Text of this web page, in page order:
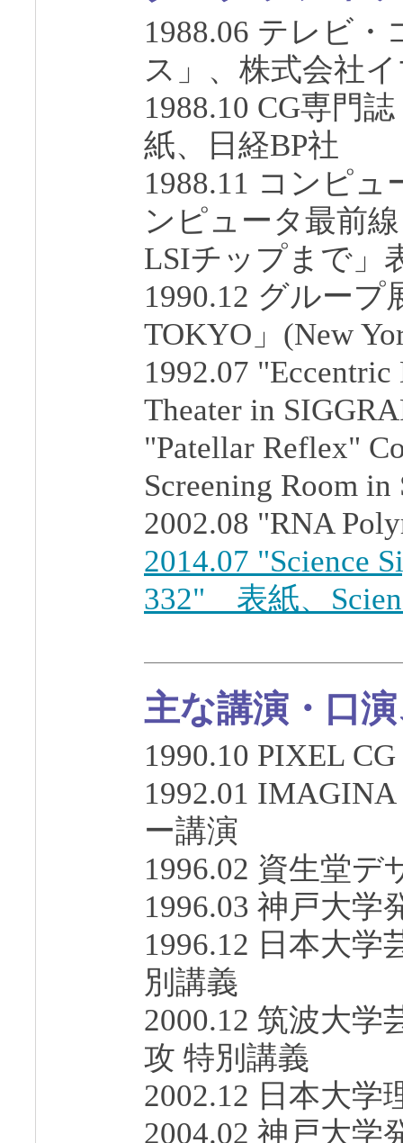
1988.06 テレビ
ス」、株式会社
1988.10 CG専門
紙、日経BP社
1988.11 コンピ
ンピュータ最前
LSIチップまで」
1990.12 グループ
TOKYO」(New
1992.07
Theater in
"Patellar Reflex"
Screening Room
2002.08 "RNA
2014.07 "Science
332" 表紙、
主な講演・口
1990.10 PIXEL
1992.01
ー講演
1996.02 資生堂
1996.03 神戸大学
1996.12 日本大
別講義
2000.12 筑波大学
攻 特別講義
2002.12 日本大学
2004.02 神戸大学